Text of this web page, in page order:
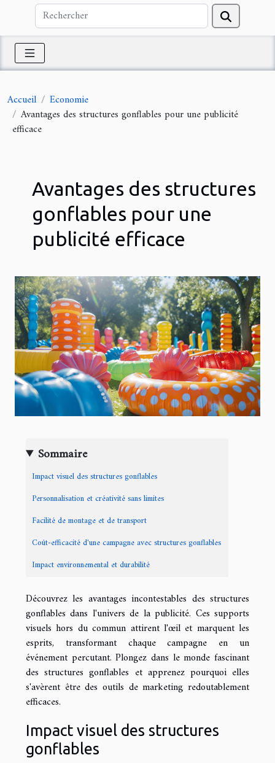
Accueil
Economie
Avantages des structures gonflables pour une publicité
efficace
Avantages des structures
gonflables pour une
publicité efficace
Sommaire
Impact visuel des structures gonflables
Personnalisation et créativité sans limites
Facilité de montage et de transport
Coût-efficacité d'une campagne avec structures gonflables
Impact environnemental et durabilité
Découvrez les avantages incontestables des structures
gonflables dans l'univers de la publicité. Ces supports
visuels hors du commun attirent l'œil et marquent les
esprits, transformant chaque campagne en un
événement percutant. Plongez dans le monde fascinant
des structures gonflables et apprenez pourquoi elles
s'avèrent être des outils de marketing redoutablement
efficaces.
Impact visuel des structures
gonflables